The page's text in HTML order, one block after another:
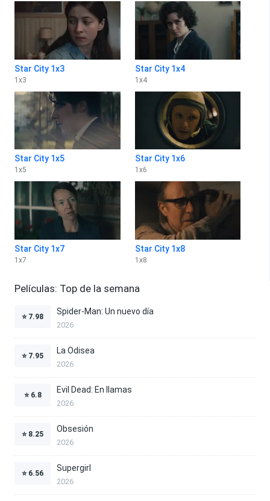
Star City 1x3
1 x3
Star City 1x4
1 x4
Star City 1x5
1 x5
Star City 1x6
1 x6
Star City 1x7
1 x7
Star City 1x8
1 x8
Películas: Top de la semana
⭐ 7.98
Spider-Man: Un nuevo día
2026
⭐ 7.95
La Odisea
2026
⭐ 6.8
Evil Dead: En llamas
2026
⭐ 8.25
Obsesión
2026
⭐ 6.56
Supergirl
2026